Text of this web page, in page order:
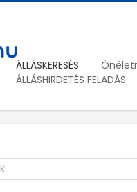
ÁLLÁSKERESÉS
ÁLLÁSHIRDETÉS FELADÁS